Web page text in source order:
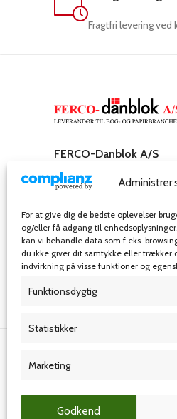
Administrer
For at give dig de bedste oplevelser
og/eller få adgang til
kan vi behandle data som f.eks.
du ikke giver dit samtykke eller trækker
indvirkning på visse funktioner og
Funktionsdygtig
Statistikker
Marketing
Godkend
Fragtfri levering
FERCO-Danblok A/S
Rosenkæret 31,
2860 Søborg – Danmark
E-mail: info@ferco-